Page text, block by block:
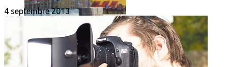
4 septembre 2013